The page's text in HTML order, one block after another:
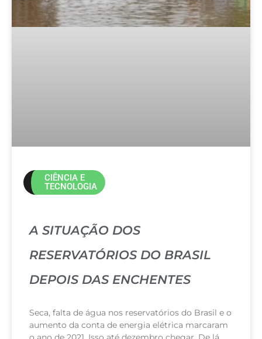
CIÊNCIA E
TECNOLOGIA
A SITUAÇÃO DOS
RESERVATÓRIOS DO BRASIL
DEPOIS DAS ENCHENTES
Seca, falta de água nos reservatórios do Brasil e o
aumento da conta de energia elétrica marcaram